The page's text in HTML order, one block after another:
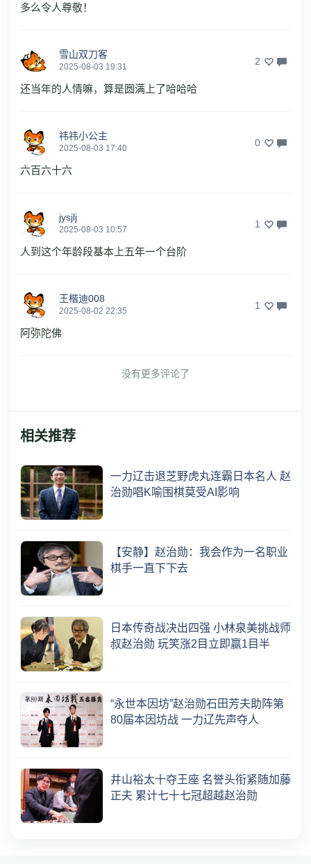
多么令人尊敬！
雪山双刀客
2025-08-03 19:31 2
还当年的人情嘛，算是圆满上了哈哈哈
祎祎小公主
2025-08-03 17:40 0
六百六十六
jysjlj
2025-08-03 10:57 1
人到这个年龄段基本上五年一个台阶
王楷迪008
2025-08-02 22:35 1
阿弥陀佛
没有更多评论了
相关推荐
一力辽击退芝野虎丸连霸日本名人 赵
治勋唱K喻围棋莫受AI影响
【安静】赵治勋：我会作为一名职业
棋手一直下下去
日本传奇战决出四强 小林泉美挑战师
叔赵治勋 玩笑涨2目立即赢1目半
“永世本因坊”赵治勋石田芳夫助阵第
80届本因坊战 一力辽先声夺人
井山裕太十夺王座 名誉头衔紧随加藤
正夫 累计七十七冠超越赵治勋